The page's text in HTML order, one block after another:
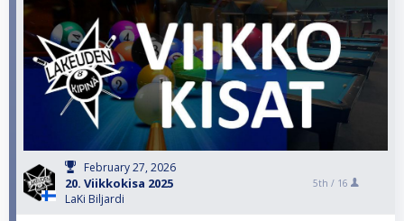
February 27, 2026
20. Viikkokisa 2025
LaKi Biljardi
5th / 16